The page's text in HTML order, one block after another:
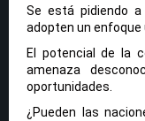
Se está pidiendo
adopten un
El potencial de la
amenaza
oportunidades.
¿Pueden las